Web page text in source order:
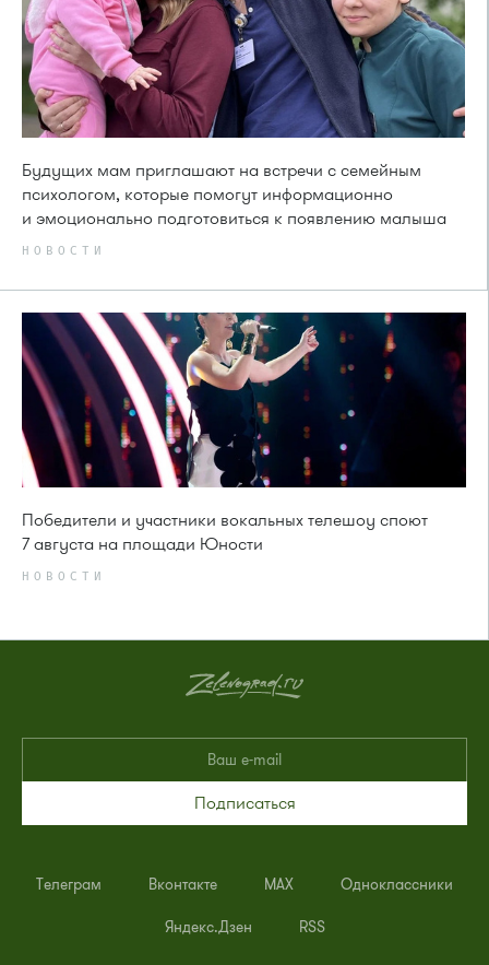
Будущих мам приглашают на встречи с семейным
психологом, которые помогут информационно
и эмоционально подготовиться к появлению малыша
НОВОСТИ
Победители и участники вокальных телешоу споют
7 августа на площади Юности
НОВОСТИ
Подписаться
Телеграм Вконтакте MAX Одноклассники
Яндекс.Дзен RSS